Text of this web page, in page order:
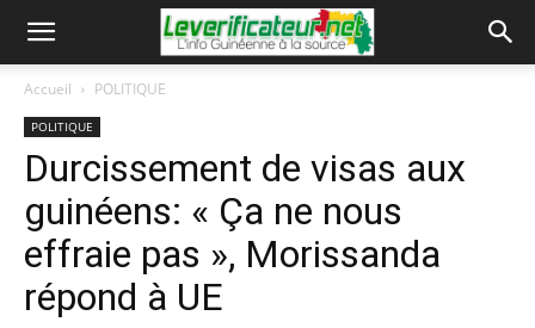
Accueil POLITIQUE
POLITIQUE
Durcissement de visas aux
guinéens: « Ça ne nous
effraie pas », Morissanda
répond à UE